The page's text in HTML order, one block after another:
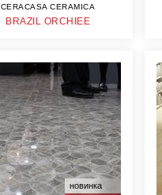
CERACASA CERAMICA
BRAZIL ORCHIEE
новинка